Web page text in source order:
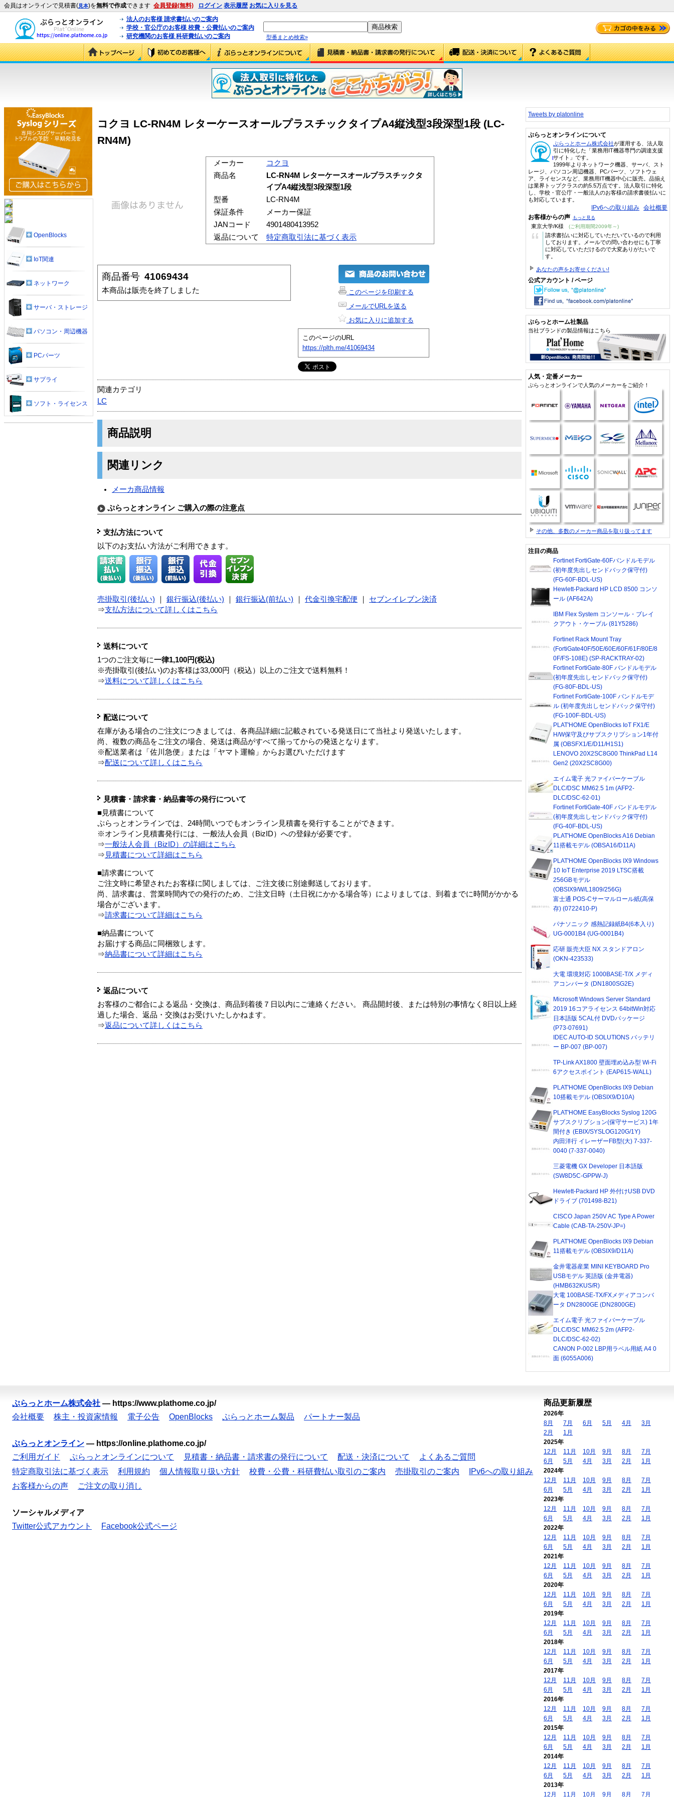
会員はオンラインで見積書(見本)を無料で作成できます 会員登録(無料) ログイン 表示履歴 お気に入りを見る
法人のお客様 請求書払いのご案内
学校・官公庁のお客様 校費・公費払いのご案内
研究機関のお客様 科研費払いのご案内
型番まとめ検索»
コクヨ LC-RN4M レターケースオールプラスチックタイプA4縦浅型3段深型1段 (LC-
RN4M)
メーカー
コクヨ
商品名
LC-RN4M レターケースオールプラスチックタ
イプA4縦浅型3段深型1段
型番
LC-RN4M
保証条件
メーカー保証
JANコード
4901480413952
返品について
特定商取引法に基づく表示
商品番号 41069434
本商品は販売を終了しました
このページを印刷する
メールでURLを送る
お気に入りに追加する
このページのURL
https://plth.me/41069434
関連カテゴリ
LC
商品説明
関連リンク
メーカ商品情報
ぷらっとオンライン ご購入の際の注意点
支払方法について
以下のお支払い方法がご利用できます。
売掛取引(後払い) 銀行振込(後払い) 銀行振込(前払い) 代金引換宅配便
セブンイレブン決済
⇒支払方法について詳しくはこちら
送料について
1つのご注文毎に一律1,100円(税込)
※売掛取引(後払い)のお客様は33,000円（税込）以上のご注文で送料無料！
⇒送料について詳しくはこちら
配送について
在庫がある場合のご注文につきましては、各商品詳細に記載されている発送日にて当社より発送いたします。
尚、複数の商品をご注文の場合、発送は商品がすべて揃ってからの発送となります。
※配送業者は「佐川急便」または「ヤマト運輸」からお選びいただけます
⇒配送について詳しくはこちら
見積書・請求書・納品書等の発行について
■見積書について
ぷらっとオンラインでは、24時間いつでもオンライン見積書を発行することができます。
※オンライン見積書発行には、一般法人会員（BizID）への登録が必要です。
⇒一般法人会員（BizID）の詳細はこちら
⇒ 見積書について詳細はこちら
■請求書について
ご注文時に希望されたお客様に関しましては、ご注文後に別途郵送しております。
尚、請求書は、営業時間内での発行のため、ご注文日時（土日祝にかかる場合等）によりましては、到着までに時間がかかる
場合がございます。
⇒請求書について詳細はこちら
■納品書について
お届けする商品に同梱致します。
⇒納品書について詳細はこちら
返品について
お客様のご都合による返品・交換は、商品到着後７日以内にご連絡ください。 商品開封後、または特別の事情なく8日以上経
過した場合、返品・交換はお受けいたしかねます。
⇒返品について詳しくはこちら
OpenBlocks
IoT関連
ネットワーク
サーバ・ストレージ
パソコン・周辺機器
PCパーツ
サプライ
ソフト・ライセンス
Tweets by platonline
ぷらっとオンラインについて
ぷらっとホーム株式会社が運用する、法人取
引に特化した「業務用IT機器専門の調達支援
サイト」です。
1999年よりネットワーク機器、サーバ、スト
レージ、パソコン周辺機器、PCパーツ、ソフトウェ
ア、ライセンスなど、業務用IT機器中心に販売。品揃え
は業界トップクラスの約5.5万点です。法人取引に特化
し、学校・官公庁・一般法人のお客様の請求書後払いに
も対応しています。
IPv6への取り組み 会社概要
お客様からの声 もっと見る
東京大学/K様 (ご利用期間2009年～)
“
請求書払いに対応していただいているので利用
しております。メールでの問い合わせにも丁寧
に対応していただけるので大変ありがたいで
す。
あなたの声をお寄せください!
公式アカウント / ページ
ぷらっとホーム社製品
当社ブランドの製品情報はこちら
人気・定番メーカー
ぷらっとオンラインで人気のメーカーをご紹介！
その他、多数のメーカー商品を取り扱ってます
注目の商品
Fortinet FortiGate-60Fバンドルモデル
(初年度先出しセンドバック保守付)
(FG-60F-BDL-US)
Hewlett-Packard HP LCD 8500 コンソ
ール (AF642A)
IBM Flex System コンソール・ブレイ
クアウト・ケーブル (81Y5286)
Fortinet Rack Mount Tray
(FortiGate40F/50E/60E/60F/61F/80E/8
0F/FS-108E) (SP-RACKTRAY-02)
Fortinet FortiGate-80F バンドルモデル
(初年度先出しセンドバック保守付)
(FG-80F-BDL-US)
Fortinet FortiGate-100F バンドルモデ
ル (初年度先出しセンドバック保守付)
(FG-100F-BDL-US)
PLAT'HOME OpenBlocks IoT FX1/E
H/W保守及びサブスクリプション1年付
属 (OBSFX1/E/D11/H1S1)
LENOVO 20X2SC8G00 ThinkPad L14
Gen2 (20X2SC8G00)
エイム電子 光ファイバーケーブル
DLC/DSC MM62.5 1m (AFP2-
DLC/DSC-62-01)
Fortinet FortiGate-40F バンドルモデル
(初年度先出しセンドバック保守付)
(FG-40F-BDL-US)
PLAT'HOME OpenBlocks A16 Debian
11搭載モデル (OBSA16/D11A)
PLAT'HOME OpenBlocks IX9 Windows
10 IoT Enterprise 2019 LTSC搭載
256GBモデル
(OBSIX9/W/L1809/256G)
富士通 POS-Cサーマルロール紙(高保
存) (0722410-P)
パナソニック 感熱記録紙B4(6本入り)
UG-0001B4 (UG-0001B4)
応研 販売大臣 NX スタンドアロン
(OKN-423533)
大電 環境対応 1000BASE-T/X メディ
アコンバータ (DN1800SG2E)
Microsoft Windows Server Standard
2019 16コアライセンス 64bitWin対応
日本語版 5CAL付 DVDパッケージ
(P73-07691)
IDEC AUTO-ID SOLUTIONS バッテリ
ー BP-007 (BP-007)
TP-Link AX1800 壁面埋め込み型 Wi-Fi
6アクセスポイント (EAP615-WALL)
PLAT'HOME OpenBlocks IX9 Debian
10搭載モデル (OBSIX9/D10A)
PLAT'HOME EasyBlocks Syslog 120G
サブスクリプション(保守サービス) 1年
間付き (EBIX/SYSLOG120G/1Y)
内田洋行 イレーザーFB型(大) 7-337-
0040 (7-337-0040)
三菱電機 GX Developer 日本語版
(SW8D5C-GPPW-J)
Hewlett-Packard HP 外付けUSB DVD
ドライブ (701498-B21)
CISCO Japan 250V AC Type A Power
Cable (CAB-TA-250V-JP=)
PLAT'HOME OpenBlocks IX9 Debian
11搭載モデル (OBSIX9/D11A)
金井電器産業 MINI KEYBOARD Pro
USBモデル 英語版 (金井電器)
(HMB632KUS/R)
大電 100BASE-TX/FXメディアコンバ
ータ DN2800GE (DN2800GE)
エイム電子 光ファイバーケーブル
DLC/DSC MM62.5 2m (AFP2-
DLC/DSC-62-02)
CANON P-002 LBP用ラベル用紙 A4 0
面 (6055A006)
ぷらっとホーム株式会社 — https://www.plathome.co.jp/
会社概要
株主・投資家情報 電子公告 OpenBlocks ぷらっとホーム製品 パートナー製品
ぷらっとオンライン — https://online.plathome.co.jp/
ご利用ガイド
ぷらっとオンラインについて 見積書・納品書・請求書の発行について 配送・決済について
よくあるご質問
特定商取引法に基づく表示
利用規約 個人情報取り扱い方針 校費・公費・科研費払い取引のご案内 売掛取引のご案内
IPv6への取り組み
お客様からの声
ご注文の取り消し
ソーシャルメディア
Twitter公式アカウント
Facebook公式ページ
商品更新履歴
2026年
8月
7月 6月 5月 4月
3月
2月
1月
2025年
12月
11月 10月 9月 8月
7月
6月
5月 4月 3月 2月
1月
2024年
12月
11月 10月 9月 8月
7月
6月
5月 4月 3月 2月
1月
2023年
12月
11月 10月 9月 8月
7月
6月
5月 4月 3月 2月
1月
2022年
12月
11月 10月 9月 8月
7月
6月
5月 4月 3月 2月
1月
2021年
12月
11月 10月 9月 8月
7月
6月
5月 4月 3月 2月
1月
2020年
12月
11月 10月 9月 8月
7月
6月
5月 4月 3月 2月
1月
2019年
12月
11月 10月 9月 8月
7月
6月
5月 4月 3月 2月
1月
2018年
12月
11月 10月 9月 8月
7月
6月
5月 4月 3月 2月
1月
2017年
12月
11月 10月 9月 8月
7月
6月
5月 4月 3月 2月
1月
2016年
12月
11月 10月 9月 8月
7月
6月
5月 4月 3月 2月
1月
2015年
12月
11月 10月 9月 8月
7月
6月
5月 4月 3月 2月
1月
2014年
12月
11月 10月 9月 8月
7月
6月
5月 4月 3月 2月
1月
2013年
12月
11月 10月 9月 8月 7月